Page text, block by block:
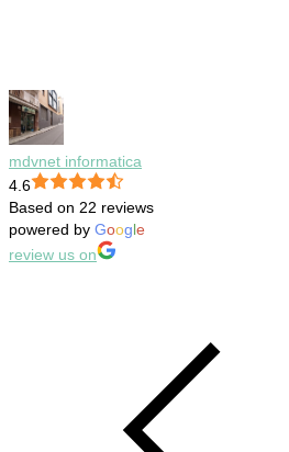
mdvnet informatica
4.6
Based on 22 reviews
powered by Google
review us on